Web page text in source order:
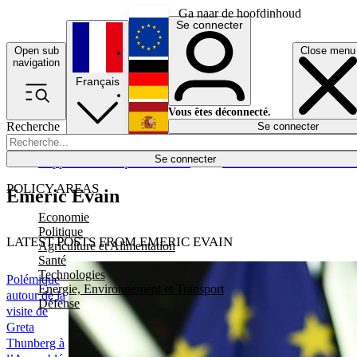
Ga naar de hoofdinhoud
Open sub
navigation
Close menu
Recherche
Se connecter
POLICY AREAS
Economie
Politique
Agriculture et Alimentation
Santé
Technologies
Energie, Environnement et Transport
Défense
Économie
Français
English
Deutsch
Español
Se connecter
Vous êtes déconnecté.
Se connecter
Emeric Evain
LATEST POSTS FROM EMERIC EVAIN
Polémique
autour de la
visite de
Greta
Thunberg à